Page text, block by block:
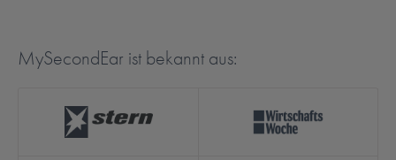
MySecondEar ist bekannt aus: